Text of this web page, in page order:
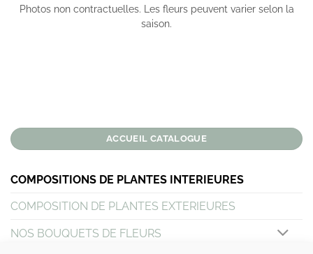
ACCUEIL CATALOGUE
COMPOSITIONS DE PLANTES INTERIEURES
COMPOSITION DE PLANTES EXTERIEURES
NOS BOUQUETS DE FLEURS
Photos non contractuelles. Les fleurs peuvent varier selon la
saison.